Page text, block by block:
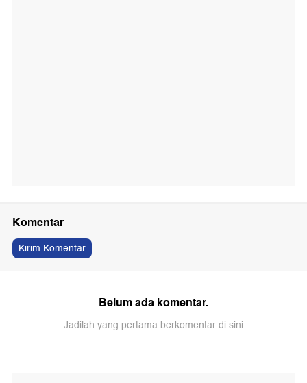
Komentar
Kirim Komentar
Belum ada komentar.
Jadilah yang pertama berkomentar di sini